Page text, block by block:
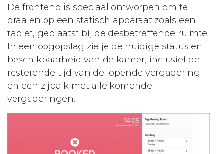
De frontend is speciaal ontworpen om te
draaien op een statisch apparaat zoals een
tablet, geplaatst bij de desbetreffende ruimte.
In een oogopslag zie je de huidige status en
beschikbaarheid van de kamer, inclusief de
resterende tijd van de lopende vergadering
en een zijbalk met alle komende
vergaderingen.